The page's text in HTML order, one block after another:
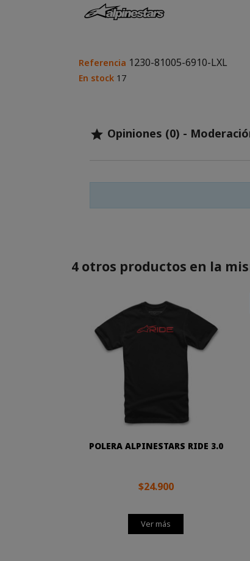
Referencia 1230-81005-6910-LXL
En stock 17
 Opiniones (0) -
4 otros productos en la
POLERA ALPINESTARS RIDE 3.0
$24.900
Ver más